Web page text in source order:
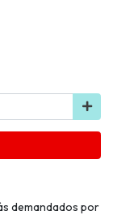
demandados por